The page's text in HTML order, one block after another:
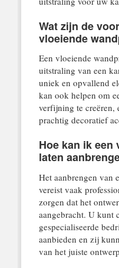
Wat zijn de
vloeiende
Een vloeiende
uitstraling van een
uniek en opvallend
kan ook helpen om
verfijning te creëren,
prachtig decoratief
Hoe kan ik
laten
Het aanbrengen van
vereist vaak
zorgen dat het
aangebracht. U kunt
gespecialiseerde
aanbieden en zij
van het juiste